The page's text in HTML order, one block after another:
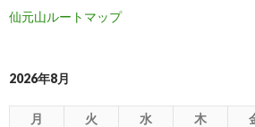
仙元山ルートマップ
2026年8月
月 火 水 木